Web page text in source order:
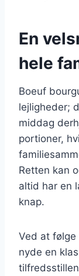
En
hele
Boeuf
lejligheder;
middag
portioner,
Retten kan
altid har en
knap.
Ved at følge
nyde en